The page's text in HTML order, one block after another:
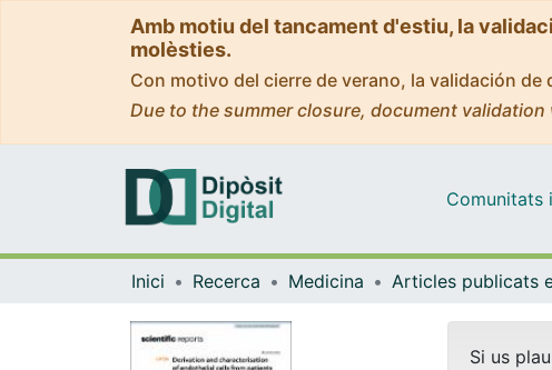
Amb motiu del tancament d'estiu, la
molèsties.
Con motivo del cierre de verano, la validación
Due to the summer closure, document
Comunitats
Inici Recerca Medicina
Si us